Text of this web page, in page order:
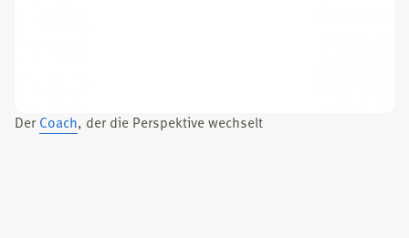
Der Coach, der die Per­spek­ti­ve wech­selt